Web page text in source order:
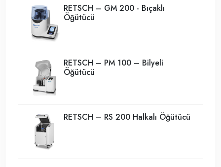
RETSCH – GM 200 - Bıçaklı
Öğütücü
RETSCH – PM 100 – Bilyeli
Öğütücü
RETSCH – RS 200 Halkalı Öğütücü